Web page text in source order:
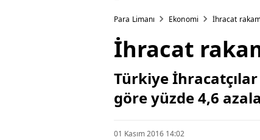
Para Limanı Ekonomi İhracat
İhracat
Türkiye
göre yüzde 4,6
01 Kasım 2016 14:02